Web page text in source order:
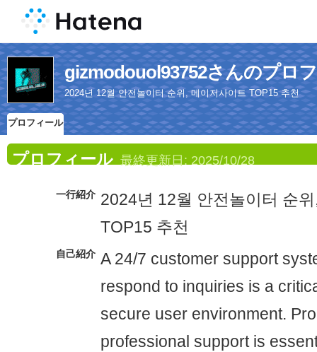
gizmodouol93752さんのプロ
2024년 12월 안전놀이터 순위, 메이저사이트 TOP15 추천
プロフィール
プロフィール 最終更新日: 2025/10/28
一行紹介 2024년 12월 안전놀이터 순
TOP15 추천
自己紹介 A 24/7 customer support
respond to inquiries is a
secure user environment.
professional support is